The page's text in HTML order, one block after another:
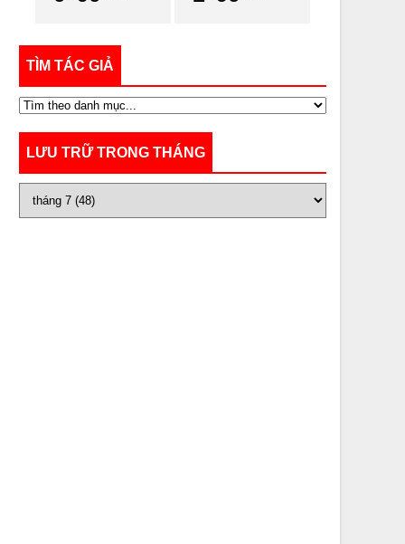
TÌM TÁC GIẢ
LƯU TRỮ TRONG THÁNG